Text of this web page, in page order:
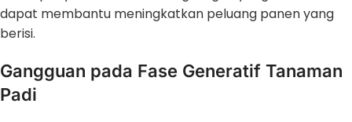
dapat membantu meningkatkan peluang panen yang
berisi.
Gangguan pada Fase Generatif Tanaman
Padi